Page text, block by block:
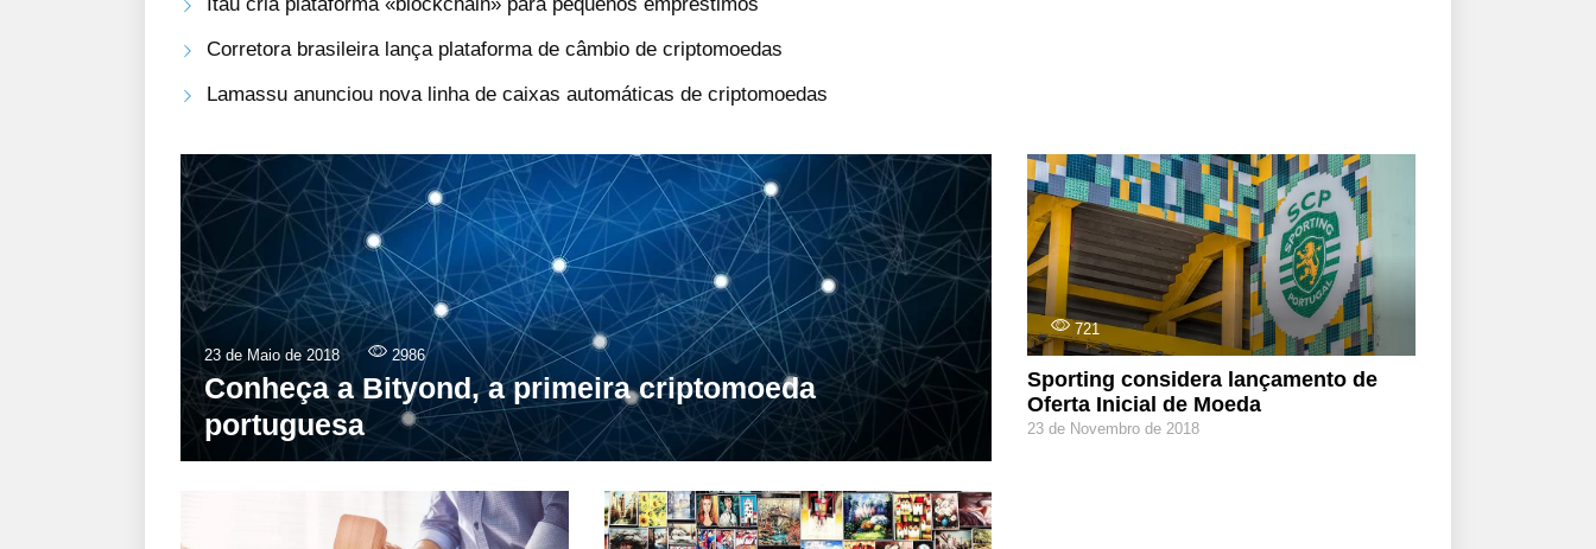
Corretora brasileira lança plataforma de câmbio de criptomoedas
Lamassu anunciou nova linha de caixas automáticas de criptomoedas
23 de Maio de 2018 2986
Conheça a Bityond, a primeira criptomoeda
portuguesa
721
Sporting considera lançamento de
Oferta Inicial de Moeda
23 de Novembro de 2018